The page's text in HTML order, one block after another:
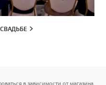
в зависимости от магазина